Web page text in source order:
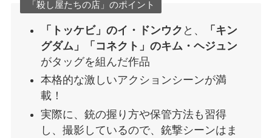
「殺し屋たちの店」のポイント
「トッケビ」のイ・ドンウク と、
「キン
グダム」「コネクト」のキム・ヘジュン
がタッグを組んだ作品
本格的な激しいアクションシーンが満
載！
実際に、銃の握り方や保管方法も習得
し、撮影しているので、銃撃シーンはま